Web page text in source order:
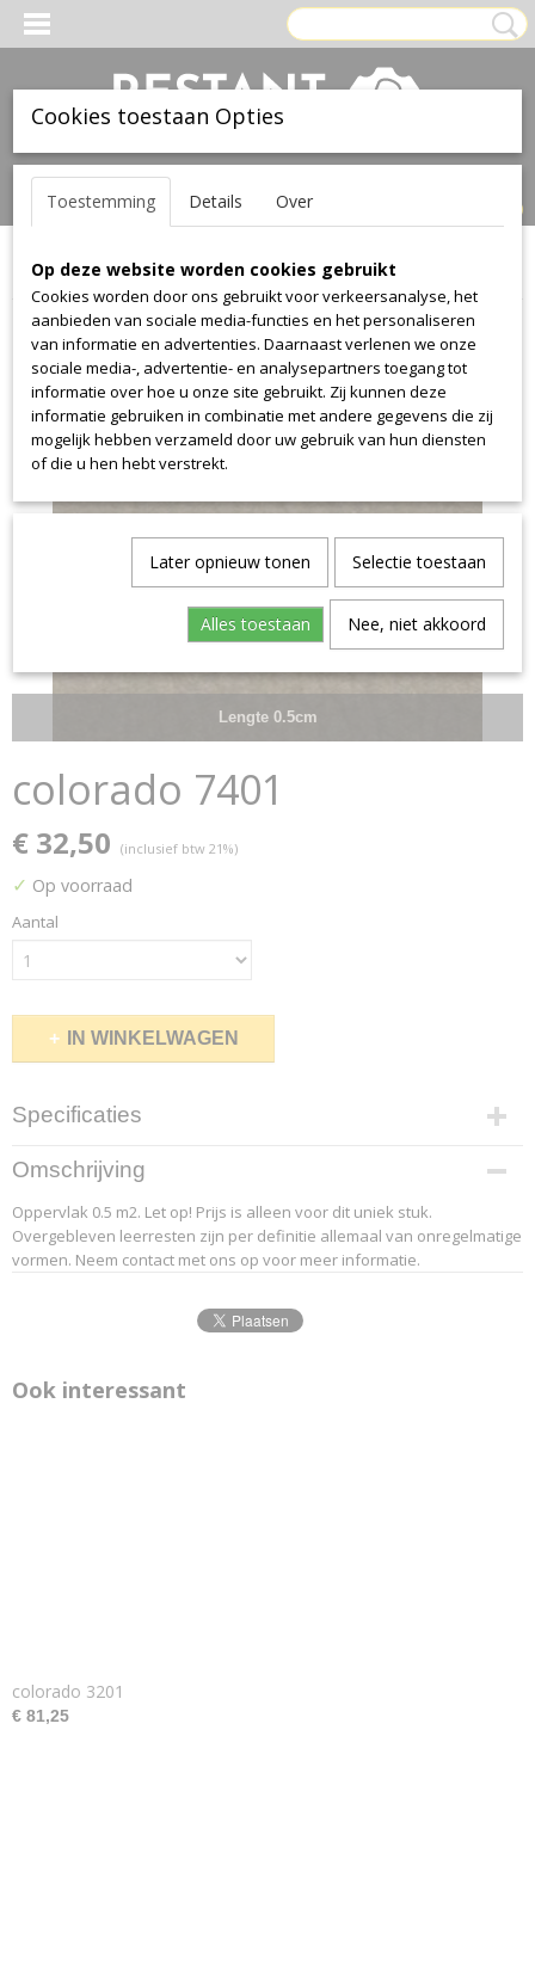
Inloggen Registreren
(0)
Home >Leer>Ohmann>colorado>colorado 7401
Lengte 0.5cm
colorado 7401
€ 32,50 (inclusief btw 21%)
✓ Op voorraad
Aantal
IN WINKELWAGEN
Specificaties
Productcode leverancier
20-3
Omschrijving
Oppervlak 0.5 m2. Let op! Prijs is alleen voor dit uniek stuk.
Overgebleven leerresten zijn per definitie allemaal van onregelmatige
vormen. Neem contact met ons op voor meer informatie.
Ook interessant
colorado 3201
€ 81,25
Cookies toestaan Opties
Toestemming Details Over
Op deze website worden cookies gebruikt
Cookies worden door ons gebruikt voor verkeersanalyse, het
aanbieden van sociale media-functies en het personaliseren
van informatie en advertenties. Daarnaast verlenen we onze
sociale media-, advertentie- en analysepartners toegang tot
informatie over hoe u onze site gebruikt. Zij kunnen deze
informatie gebruiken in combinatie met andere gegevens die zij
mogelijk hebben verzameld door uw gebruik van hun diensten
of die u hen hebt verstrekt.
Later opnieuw tonen Selectie toestaan
Alles toestaan Nee, niet akkoord